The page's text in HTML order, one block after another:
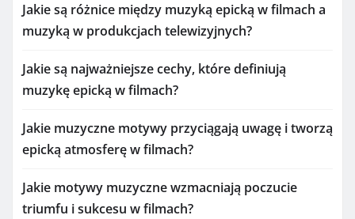
Jakie są różnice między muzyką epicką w filmach a
muzyką w produkcjach telewizyjnych?
Jakie są najważniejsze cechy, które definiują
muzykę epicką w filmach?
Jakie muzyczne motywy przyciągają uwagę i tworzą
epicką atmosferę w filmach?
Jakie motywy muzyczne wzmacniają poczucie
triumfu i sukcesu w filmach?